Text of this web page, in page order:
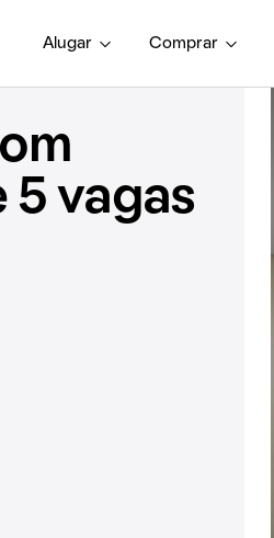
Alugar Comprar
5 vagas